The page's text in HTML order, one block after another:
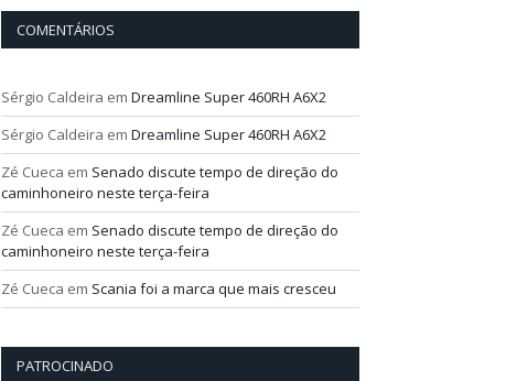
COMENTÁRIOS
Sérgio Caldeira em Dreamline Super 460RH A6X2
Sérgio Caldeira em Dreamline Super 460RH A6X2
Zé Cueca em Senado discute tempo de direção do
caminhoneiro neste terça-feira
Zé Cueca em Senado discute tempo de direção do
caminhoneiro neste terça-feira
Zé Cueca em Scania foi a marca que mais cresceu
PATROCINADO